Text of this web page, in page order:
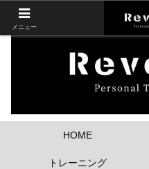
HOME
トレーニング
メニュー